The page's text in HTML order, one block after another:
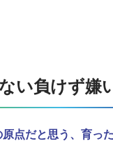
い負けず嫌
点だと思う、育っ